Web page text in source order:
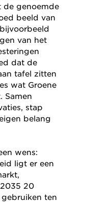
de genoemde
beeld van
van het
dat de
tafel zitten
wat Groene
Samen
stap
belang
wens:
ligt er een
20
ten